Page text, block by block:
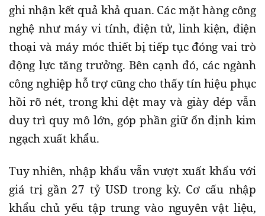
ghi nhận kết quả khả quan. Các mặt hàng công
nghệ như máy vi tính, điện tử, linh kiện, điện
thoại và máy móc thiết bị tiếp tục đóng vai trò
động lực tăng trưởng. Bên cạnh đó, các ngành
công nghiệp hỗ trợ cũng cho thấy tín hiệu phục
hồi rõ nét, trong khi dệt may và giày dép vẫn
duy trì quy mô lớn, góp phần giữ ổn định kim
ngạch xuất khẩu.
Tuy nhiên, nhập khẩu vẫn vượt xuất khẩu với
giá trị gần 27 tỷ USD trong kỳ. Cơ cấu nhập
khẩu chủ yếu tập trung vào nguyên vật liệu,